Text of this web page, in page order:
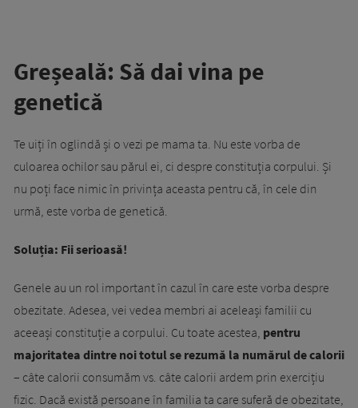
Greșeală: Să dai vina pe
genetică
Te uiți în oglindă și o vezi pe mama ta. Nu este vorba de
culoarea ochilor sau părul ei, ci despre constituția corpului. Și
nu poți face nimic în privința aceasta pentru că, în cele din
urmă, este vorba de genetică.
Soluția: Fii serioasă!
Genele au un rol important în cazul în care este vorba despre
obezitate. Adesea, vei vedea membri ai aceleași familii cu
aceeași constituție a corpului. Cu toate acestea, pentru
majoritatea dintre noi totul se rezumă la numărul de calorii
– câte calorii consumăm vs. câte calorii ardem prin exercițiu
fizic. Dacă există persoane în familia ta care suferă de obezitate,